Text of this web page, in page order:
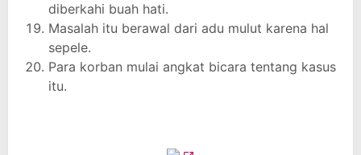
diberkahi buah hati.
Masalah itu berawal dari adu mulut karena hal
sepele.
Para korban mulai angkat bicara tentang kasus
itu.